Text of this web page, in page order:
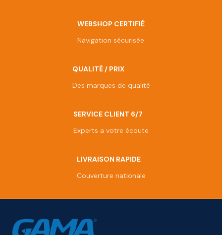
WEBSHOP CERTIFIÉ
Navigation sécurisée
QUALITÉ / PRIX
Des marques de qualité
SERVICE CLIENT 6/7
Experts a votre écoute
LIVRAISON RAPIDE
Couverture nationale